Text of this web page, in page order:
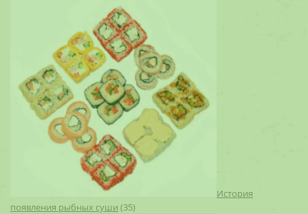
История
появления рыбных суши (35)